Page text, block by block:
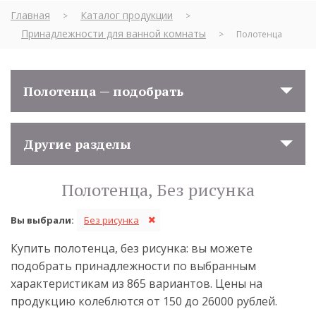
Главная > Каталог продукции >
Принадлежности для ванной комнаты > Полотенца
Полотенца — подобрать
Другие разделы
Полотенца, Без рисунка
Вы выбрали: Без рисунка
Купить полотенца, без рисунка: вы можете
подобрать принадлежности по выбранным
характеристикам из 865 вариантов. Цены на
продукцию колеблются от 150 до 26000 рублей.